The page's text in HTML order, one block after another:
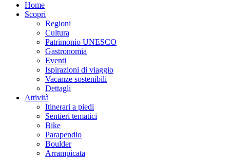
Home
Scopri
Regioni
Cultura
Patrimonio UNESCO
Gastronomia
Eventi
Ispirazioni di viaggio
Vacanze sostenibili
Dettagli
Attività
Itinerari a piedi
Sentieri tematici
Bike
Parapendio
Boulder
Arrampicata